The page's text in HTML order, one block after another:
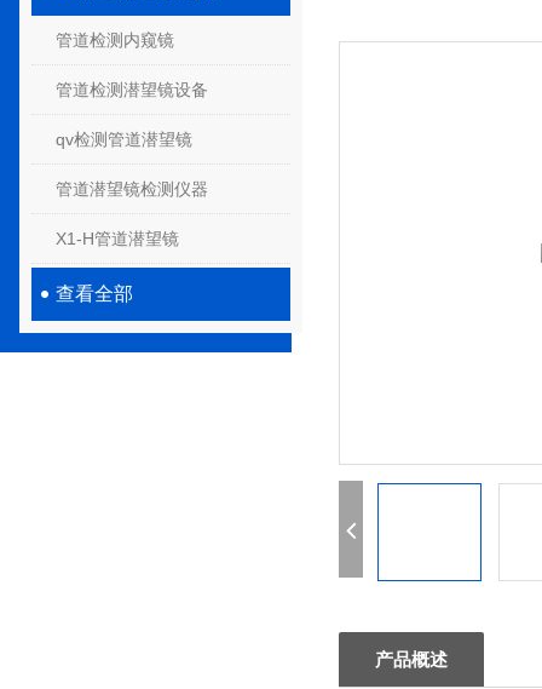
管道检测内窥镜
管道检测潜望镜设备
qv检测管道潜望镜
管道潜望镜检测仪器
X1-H管道潜望镜
查看全部
产品概述